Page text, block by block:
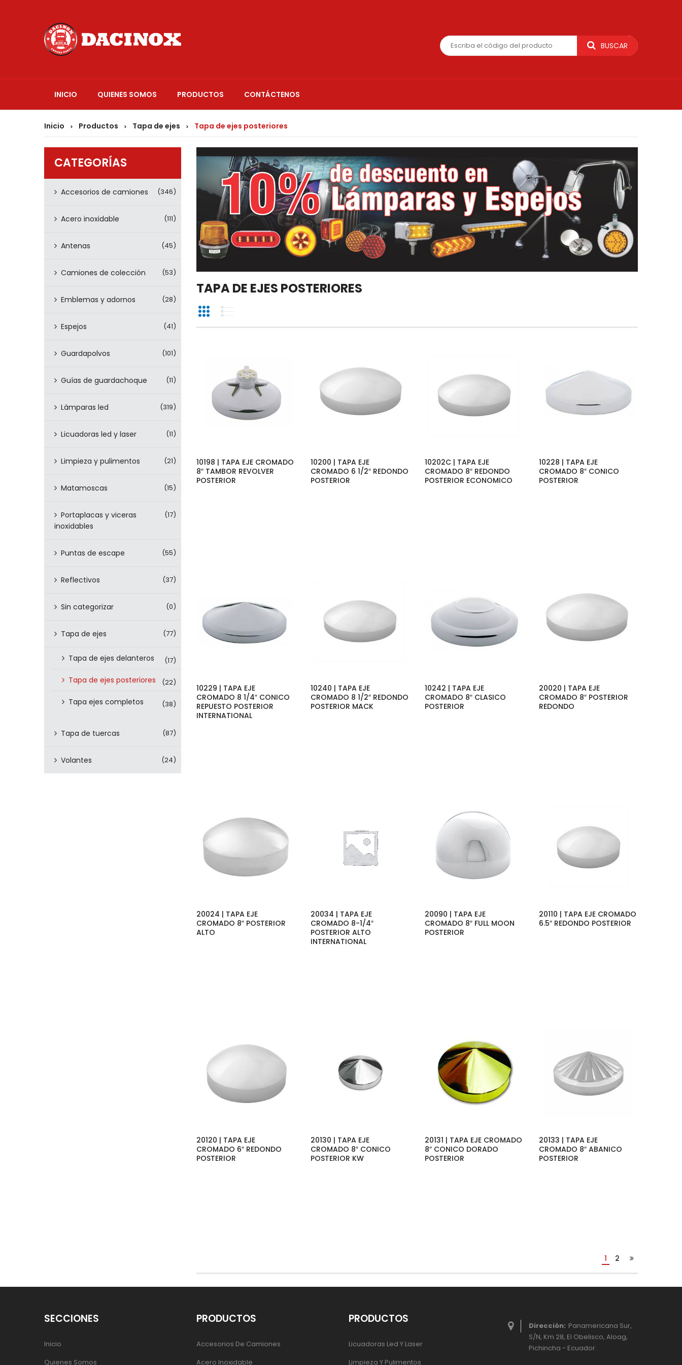
BUSCAR
INICIO QUIENES SOMOS PRODUCTOS CONTÁCTENOS
Inicio > Productos > Tapa de ejes > Tapa de ejes posteriores
CATEGORÍAS
Accesorios de camiones (346)
Acero inoxidable (111)
Antenas (45)
Camiones de colección (53)
Emblemas y adornos (28)
Espejos (41)
Guardapolvos (101)
Guías de guardachoque (11)
Lámparas led (319)
Licuadoras led y laser (11)
Limpieza y pulimentos (21)
Matamoscas (15)
Portaplacas y viceras
inoxidables
(17)
Puntas de escape (55)
Reflectivos (37)
Sin categorizar (0)
Tapa de ejes (77)
Tapa de ejes delanteros (17)
Tapa de ejes posteriores (22)
Tapa ejes completos (38)
Tapa de tuercas (87)
Volantes (24)
TAPA DE EJES POSTERIORES
10198 | TAPA EJE CROMADO
8″ TAMBOR REVOLVER
POSTERIOR
10200 | TAPA EJE
CROMADO 6 1/2″ REDONDO
POSTERIOR
10202C | TAPA EJE
CROMADO 8″ REDONDO
POSTERIOR ECONOMICO
10228 | TAPA EJE
CROMADO 8″ CONICO
POSTERIOR
10229 | TAPA EJE
CROMADO 8 1/4″ CONICO
REPUESTO POSTERIOR
INTERNATIONAL
10240 | TAPA EJE
CROMADO 8 1/2″ REDONDO
POSTERIOR MACK
10242 | TAPA EJE
CROMADO 8″ CLASICO
POSTERIOR
20020 | TAPA EJE
CROMADO 8″ POSTERIOR
REDONDO
20024 | TAPA EJE
CROMADO 8″ POSTERIOR
ALTO
20034 | TAPA EJE
CROMADO 8-1/4″
POSTERIOR ALTO
INTERNATIONAL
20090 | TAPA EJE
CROMADO 8″ FULL MOON
POSTERIOR
20110 | TAPA EJE CROMADO
6.5″ REDONDO POSTERIOR
20120 | TAPA EJE
CROMADO 6″ REDONDO
POSTERIOR
20130 | TAPA EJE
CROMADO 8″ CONICO
POSTERIOR KW
20131 | TAPA EJE CROMADO
8″ CONICO DORADO
POSTERIOR
20133 | TAPA EJE
CROMADO 8″ ABANICO
POSTERIOR
1 2
Dirección: Panamericana Sur,
S/N, Km 28, El Obelisco, Aloag,
Pichincha - Ecuador.
SECCIONES
Inicio
Quienes Somos
PRODUCTOS
Accesorios De Camiones
Acero Inoxidable
PRODUCTOS
Licuadoras Led Y Laser
Limpieza Y Pulimentos